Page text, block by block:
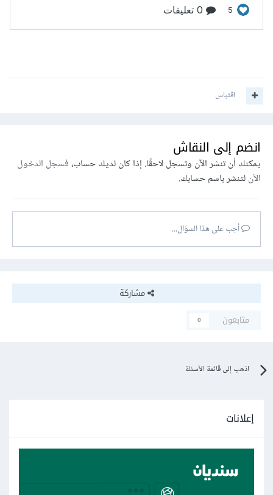
اقتباس
انضم إلى النقاش
يمكنك أن تنشر الآن وتسجل لاحقًا. إذا كان لديك حساب،فسجل الدخول
الآنلتنشر باسم حسابك.
أجب على هذا السؤال...
مشاركة
متابعون
0
اذهب إلى قائمة الأسئلة
إعلانات